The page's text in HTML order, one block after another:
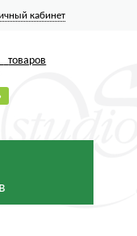
кабинет
товаров